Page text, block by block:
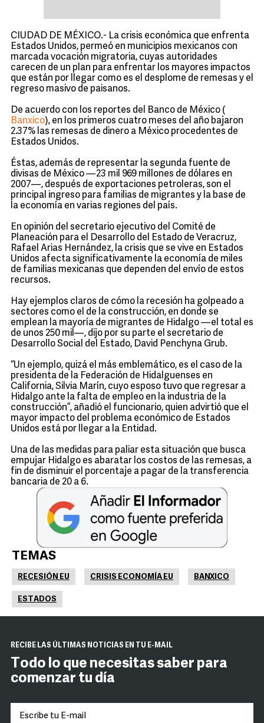
CIUDAD DE MÉXICO.- La crisis económica que enfrenta
Estados Unidos, permeó en municipios mexicanos con
marcada vocación migratoria, cuyas autoridades
carecen de un plan para enfrentar los mayores impactos
que están por llegar como es el desplome de remesas y el
regreso masivo de paisanos.
De acuerdo con los reportes del Banco de México (
Banxico), en los primeros cuatro meses del año bajaron
2.37% las remesas de dinero a México procedentes de
Estados Unidos.
Éstas, además de representar la segunda fuente de
divisas de México —23 mil 969 millones de dólares en
2007—, después de exportaciones petroleras, son el
principal ingreso para familias de migrantes y la base de
la economía en varias regiones del país.
En opinión del secretario ejecutivo del Comité de
Planeación para el Desarrollo del Estado de Veracruz,
Rafael Arias Hernández, la crisis que se vive en Estados
Unidos afecta significativamente la economía de miles
de familias mexicanas que dependen del envío de estos
recursos.
Hay ejemplos claros de cómo la recesión ha golpeado a
sectores como el de la construcción, en donde se
emplean la mayoría de migrantes de Hidalgo —el total es
de unos 250 mil—, dijo por su parte el secretario de
Desarrollo Social del Estado, David Penchyna Grub.
“Un ejemplo, quizá el más emblemático, es el caso de la
presidenta de la Federación de Hidalguenses en
California, Silvia Marín, cuyo esposo tuvo que regresar a
Hidalgo ante la falta de empleo en la industria de la
construcción”, añadió el funcionario, quien advirtió que el
mayor impacto del problema económico de Estados
Unidos está por llegar a la Entidad.
Una de las medidas para paliar esta situación que busca
empujar Hidalgo es abaratar los costos de las remesas, a
fin de disminuir el porcentaje a pagar de la transferencia
bancaria de 20 a 6.
TEMAS
RECESIÓN EU CRISIS ECONOMÍA EU BANXICO
ESTADOS
RECIBE LAS ÚLTIMAS NOTICIAS EN TU E-MAIL
Todo lo que necesitas saber para
comenzar tu día